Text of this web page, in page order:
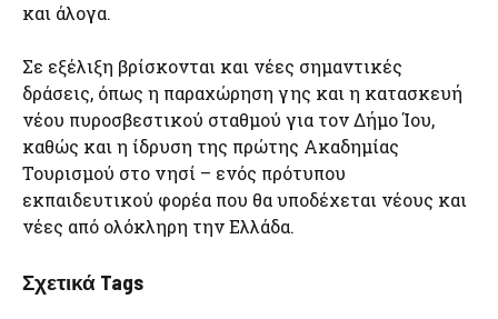
και άλογα.
Σε εξέλιξη βρίσκονται και νέες σημαντικές
δράσεις, όπως η παραχώρηση γης και η κατασκευή
νέου πυροσβεστικού σταθμού για τον Δήμο Ίου,
καθώς και η ίδρυση της πρώτης Ακαδημίας
Τουρισμού στο νησί – ενός πρότυπου
εκπαιδευτικού φορέα που θα υποδέχεται νέους και
νέες από ολόκληρη την Ελλάδα.
Σχετικά Tags